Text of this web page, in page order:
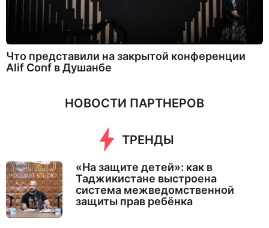
Что представили на закрытой конференции
Alif Conf в Душанбе
НОВОСТИ ПАРТНЕРОВ
ТРЕНДЫ
«На защите детей»: как в
Таджикистане выстроена
система межведомственной
защиты прав ребёнка